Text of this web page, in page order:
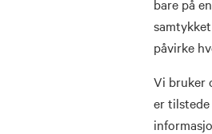
bare på
påvirke
Vi bruker
er